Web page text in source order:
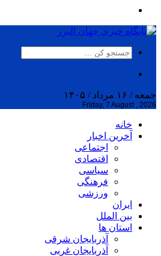
جمعه / ۱۶ مرداد / ۱۴۰۵
Friday, 7 August , 2026
خانه
آخرین اخبار
اجتماعی
اقتصادی
سیاسی
فرهنگی
ورزشی
ایران
بین الملل
استان ها
آذربایجان شرقی
آذربایجان غربی